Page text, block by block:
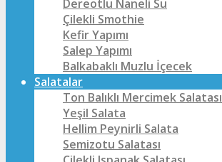
Dereotlu Naneli Su
Çilekli Smothie
Kefir Yapımı
Salep Yapımı
Balkabaklı Muzlu İçecek
Salatalar
Ton Balıklı Mercimek Salatası
Yeşil Salata
Hellim Peynirli Salata
Semizotu Salatası